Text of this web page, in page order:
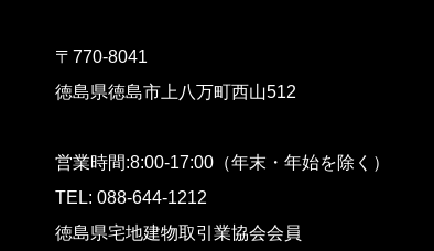
〒770-8041
徳島県徳島市上八万町西山512
営業時間:8:00-17:00（年末・年始を除く）
TEL: 088-644-1212
徳島県宅地建物取引業協会会員